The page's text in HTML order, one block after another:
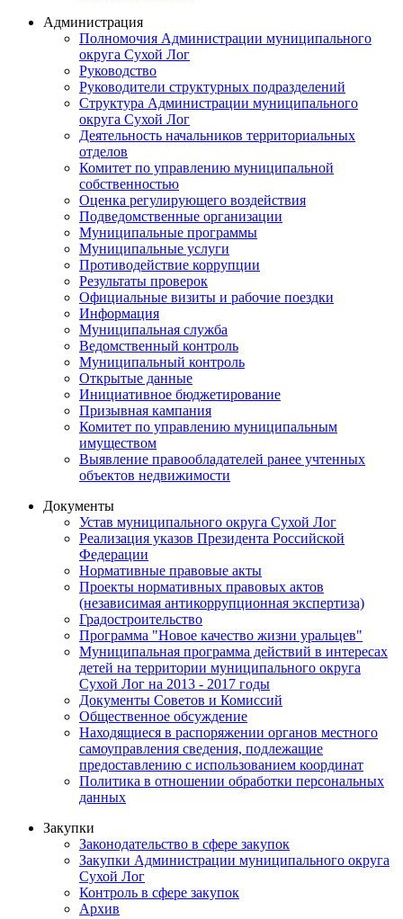
Администрация
Полномочия Администрации муниципального
округа Сухой Лог
Руководство
Руководители структурных подразделений
Структура Администрации муниципального
округа Сухой Лог
Деятельность начальников территориальных
отделов
Комитет по управлению муниципальной
собственностью
Оценка регулирующего воздействия
Подведомственные организации
Муниципальные программы
Муниципальные услуги
Противодействие коррупции
Результаты проверок
Официальные визиты и рабочие поездки
Информация
Муниципальная служба
Ведомственный контроль
Муниципальный контроль
Открытые данные
Инициативное бюджетирование
Призывная кампания
Комитет по управлению муниципальным
имуществом
Выявление правообладателей ранее учтенных
объектов недвижимости
Документы
Устав муниципального округа Сухой Лог
Реализация указов Президента Российской
Федерации
Нормативные правовые акты
Проекты нормативных правовых актов
(независимая антикоррупционная экспертиза)
Градостроительство
Программа "Новое качество жизни уральцев"
Муниципальная программа действий в интересах
детей на территории муниципального округа
Сухой Лог на 2013 - 2017 годы
Документы Советов и Комиссий
Общественное обсуждение
Находящиеся в распоряжении органов местного
самоуправления сведения, подлежащие
предоставлению с использованием координат
Политика в отношении обработки персональных
данных
Закупки
Законодательство в сфере закупок
Закупки Администрации муниципального округа
Сухой Лог
Контроль в сфере закупок
Архив